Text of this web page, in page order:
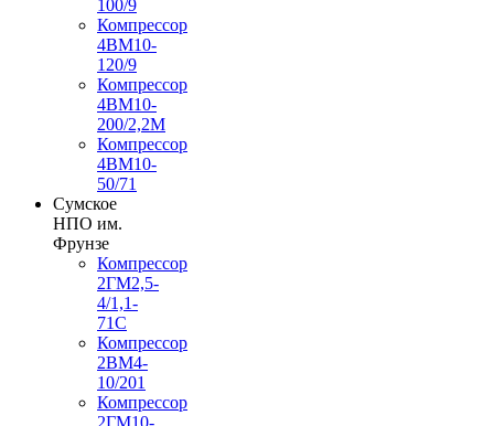
100/9
Компрессор
4ВМ10-
120/9
Компрессор
4ВМ10-
200/2,2М
Компрессор
4ВМ10-
50/71
Сумское
НПО им.
Фрунзе
Компрессор
2ГМ2,5-
4/1,1-
71С
Компрессор
2ВМ4-
10/201
Компрессор
2ГМ10-